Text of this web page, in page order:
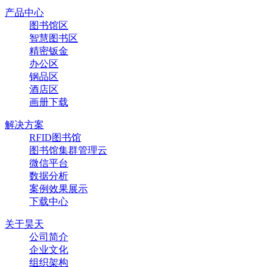
产品中心
图书馆区
智慧图书区
精密钣金
办公区
钢品区
酒店区
画册下载
解决方案
RFID图书馆
图书馆集群管理云
微信平台
数据分析
案例效果展示
下载中心
关于昊天
公司简介
企业文化
组织架构